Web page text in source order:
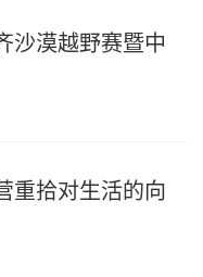
沙漠越野赛暨中
重拾对生活的向